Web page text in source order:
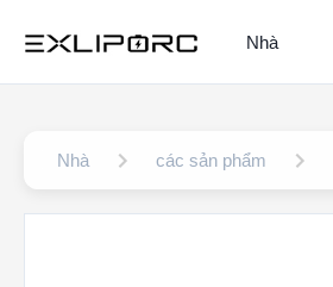
Nhà
Nhà các sản phẩm